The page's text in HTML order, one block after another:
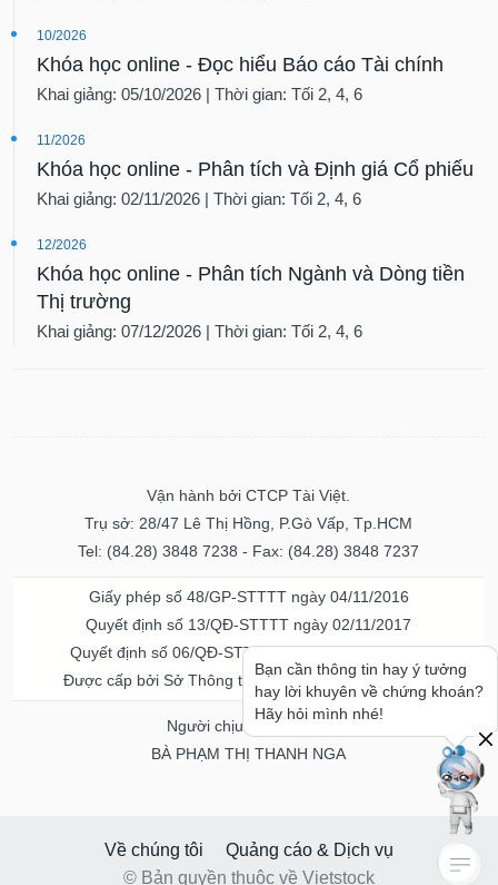
10/2026
Khóa học online - Đọc hiểu Báo cáo Tài chính
Khai giảng: 05/10/2026 | Thời gian: Tối 2, 4, 6
11/2026
Khóa học online - Phân tích và Định giá Cổ phiếu
Khai giảng: 02/11/2026 | Thời gian: Tối 2, 4, 6
12/2026
Khóa học online - Phân tích Ngành và Dòng tiền
Thị trường
Khai giảng: 07/12/2026 | Thời gian: Tối 2, 4, 6
Vận hành bởi CTCP Tài Việt.
Trụ sở: 28/47 Lê Thị Hồng, P.Gò Vấp, Tp.HCM
Tel: (84.28) 3848 7238 - Fax: (84.28) 3848 7237
Giấy phép số 48/GP-STTTT ngày 04/11/2016
Quyết định số 13/QĐ-STTTT ngày 02/11/2017
Quyết định số 06/QĐ-STTTT-ICP ngày 20/07/2023
Được cấp bởi Sở Thông tin và Truyền thông TPHCM
Người chịu trách nhiệm
BÀ PHẠM THỊ THANH NGA
Về chúng tôi
Quảng cáo & Dịch vụ
© Bản quyền thuộc về Vietstock
Bạn cần thông tin hay ý tưởng
hay lời khuyên về chứng khoán?
Hãy hỏi mình nhé!